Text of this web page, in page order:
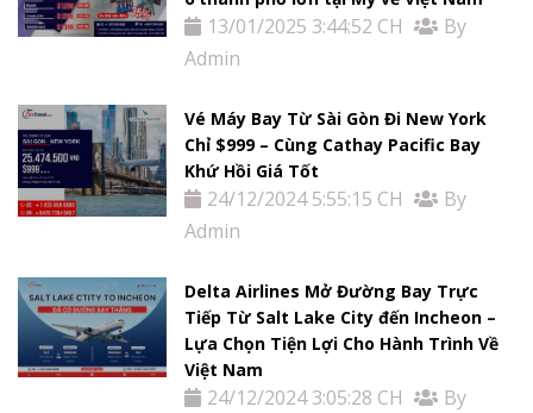
Bay
Tour
Miễn
Thực
Việt
13/01/2025 3:44:52 CH
By
Admin
Vé Máy Bay Từ Sài Gòn Đi New York
Chỉ $999 – Cùng Cathay Pacific Bay
Khứ Hồi Giá Tốt
24/12/2024 5:55:15 CH
By
Admin
Delta Airlines Mở Đường Bay Trực
Tiếp Từ Salt Lake City đến Incheon –
Lựa Chọn Tiện Lợi Cho Hành Trình Về
Việt Nam
24/12/2024 3:05:28 CH
By